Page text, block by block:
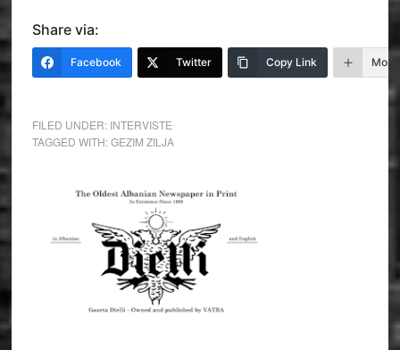
Share via:
Facebook Twitter Copy Link More
FILED UNDER: INTERVISTE
TAGGED WITH:GEZIM ZILJA